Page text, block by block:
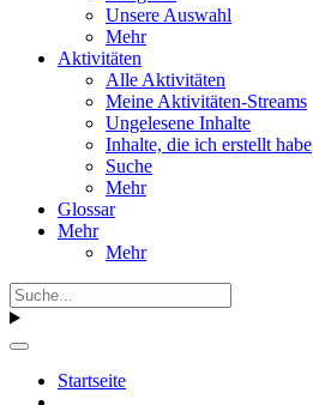
Unsere Auswahl
Mehr
Aktivitäten
Alle Aktivitäten
Meine Aktivitäten-Streams
Ungelesene Inhalte
Inhalte, die ich erstellt habe
Suche
Mehr
Glossar
Mehr
Mehr
Startseite